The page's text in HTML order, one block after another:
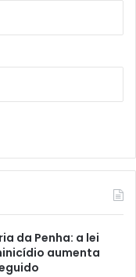
da Penha: a lei
aumenta